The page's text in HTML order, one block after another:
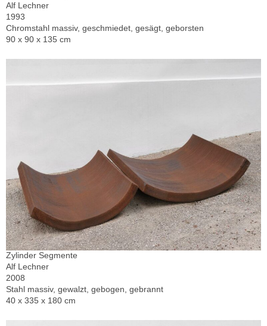
Alf Lechner
1993
Chromstahl massiv, geschmiedet, gesägt, geborsten
90 x 90 x 135 cm
Zylinder Segmente
Alf Lechner
2008
Stahl massiv, gewalzt, gebogen, gebrannt
40 x 335 x 180 cm